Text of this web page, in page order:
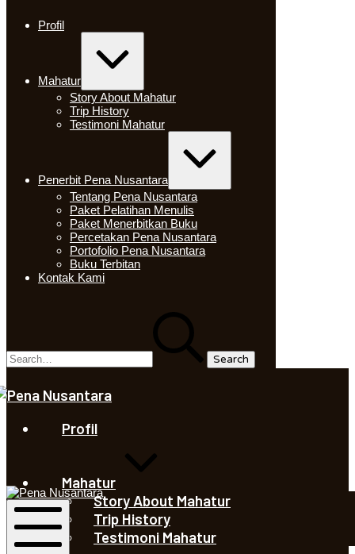
contentProfil
Mahatur
Story About Mahatur
Trip History
Testimoni Mahatur
Penerbit Pena Nusantara
Tentang Pena Nusantara
Paket Pelatihan Menulis
Paket Menerbitkan Buku
Percetakan Pena Nusantara
Portofolio Pena Nusantara
Buku Terbitan
Kontak Kami
Profil
Mahatur
Story About Mahatur
Trip History
Testimoni Mahatur
Saleha
Juliandi